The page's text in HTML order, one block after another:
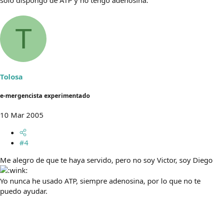
T
Tolosa
e-mergencista experimentado
10 Mar 2005
#4
Me alegro de que te haya servido, pero no soy Victor, soy Diego
Yo nunca he usado ATP, siempre adenosina, por lo que no te
puedo ayudar.